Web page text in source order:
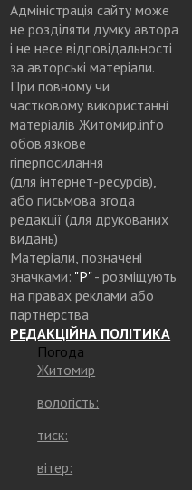
Адміністрація сайту може
не розділяти думку автора
і не несе відповідальності
за авторські матеріали.
При повному чи
частковому використанні
матеріалів Житомир.info
обов’язкове
гіперпосилання
(для інтернет-ресурсів),
або письмова згода
редакції (для друкованих
видань)
Матеріали, позначені
значками: "Р"- розміщують
на правах реклами або
партнерства
РЕДАКЦІЙНА ПОЛІТИКА
Погода
Житомир
вологість:
тиск:
вітер: